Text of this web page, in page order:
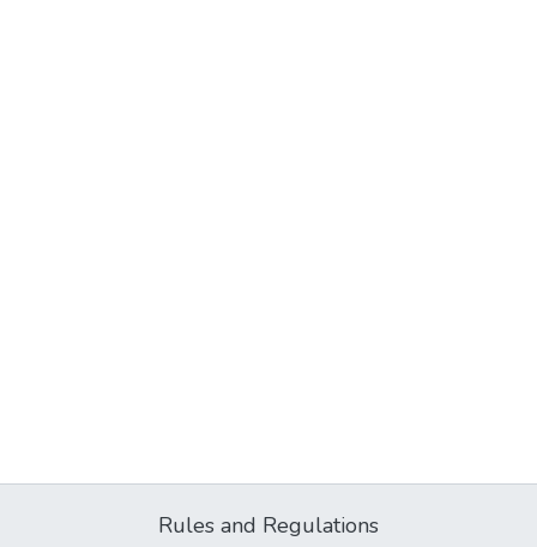
Rules and Regulations